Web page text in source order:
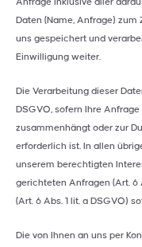
Daten (Name, Anfrage)
uns gespeichert und
Einwilligung weiter.
Die Verarbeitung dieser
DSGVO, sofern Ihre
zusammenhängt oder zur
erforderlich ist. In allen
unserem berechtigten
gerichteten Anfragen (Art. 6
(Art. 6 Abs. 1 lit. a DSGVO)
Die von Ihnen an uns per